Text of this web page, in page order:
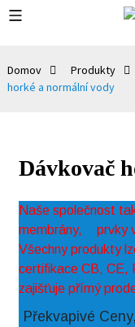
Domov Produkty
horké a normální vody
Dávkovač
Naše společnost
membrány,
prvky
Všechny produkty
certifikace CB, CE,
zajišťuje přímý
Překvapivé